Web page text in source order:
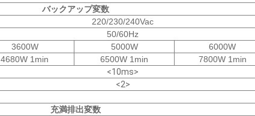
バックアップ変数
220/230/240Vac
50/60Hz
3600W 5000W
6000W
4680W 1min 6500W 1min
7800W 1min
<10ms>
<2>
充満排出変数